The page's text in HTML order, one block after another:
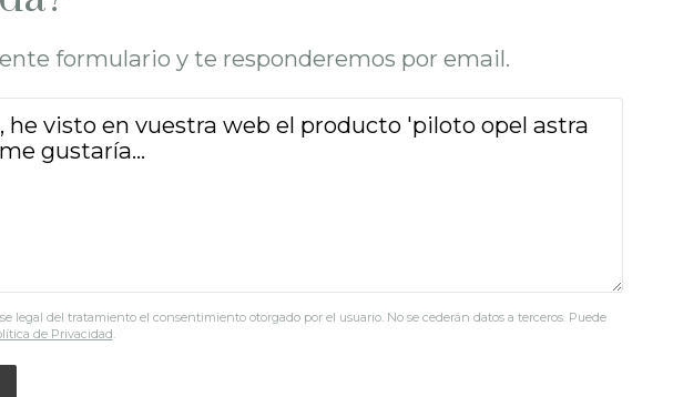
formulario y te responderemos por email.
del tratamiento el consentimiento otorgado por el usuario. No se cederán datos a terceros. Puede
de Privacidad